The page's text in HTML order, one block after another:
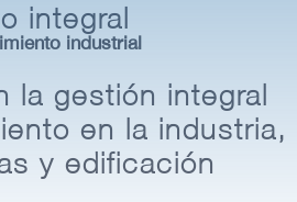
integral
industrial
la gestión integral
en la industria,
y edificación